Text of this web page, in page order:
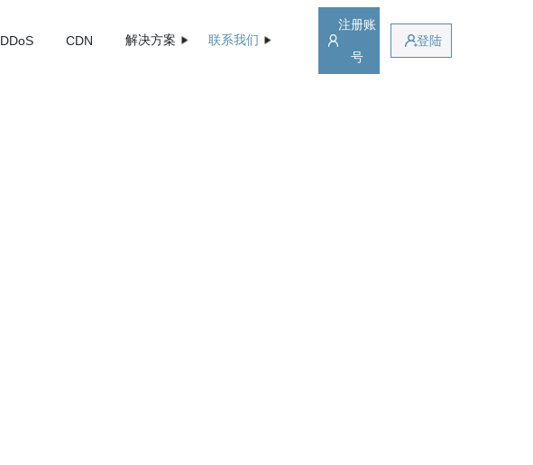
DDoS CDN 解决方案 联系我们
注册账
号
登陆